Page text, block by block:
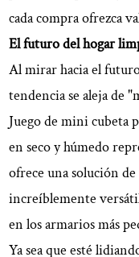
cada compra ofrezca
El futuro del hogar
Al mirar hacia el
tendencia se aleja de
Juego de mini cubeta
en seco y húmedo
ofrece una solución
increíblemente
en los armarios más
Ya sea que esté